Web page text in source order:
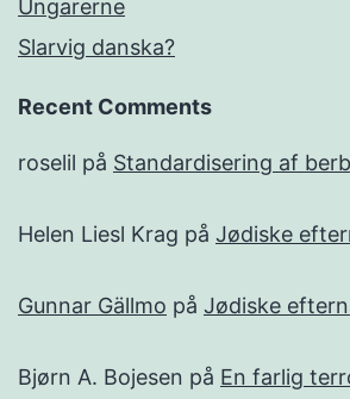
Ungarerne
Slarvig danska?
Recent Comments
roselil på Standardisering af
Helen Liesl Krag på Jødiske
Gunnar Gällmo på Jødiske
Bjørn A. Bojesen på En farlig